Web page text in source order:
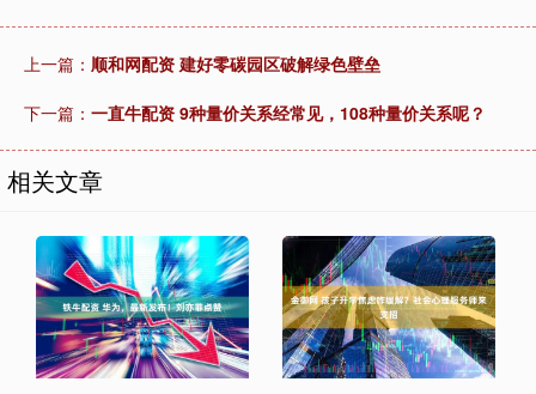
上一篇： 顺和网配资 建好零碳园区破解绿色壁垒
下一篇： 一直牛配资 9种量价关系经常见，108种量价关系呢？
相关文章